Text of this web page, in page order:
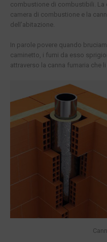
combustione di combustibili. La
camera di combustione e la
dell’abitazione.
In parole povere quando
caminetto, i fumi da esso
attraverso la canna fumaria che